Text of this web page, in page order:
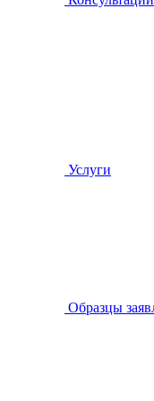
Услуги
Образцы